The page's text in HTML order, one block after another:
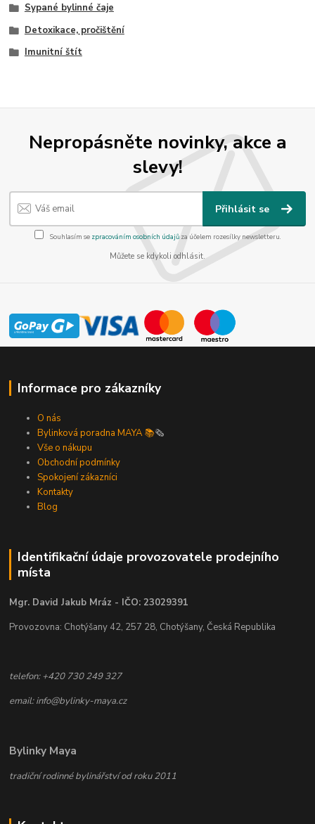
Sypané bylinné čaje
Detoxikace, pročištění
Imunitní štít
Nepropásněte novinky, akce a
slevy!
Přihlásit se
Souhlasím se zpracováním osobních údajůza účelem rozesílky newsletteru.
Můžete se kdykoli odhlásit.
Informace pro zákazníky
O nás
Bylinková poradna MAYA 📚🗞️
Vše o nákupu
Obchodní podmínky
Spokojení zákazníci
Kontakty
Blog
Identifikační údaje provozovatele prodejního
místa
Mgr. David Jakub Mráz - IČO: 23029391
Provozovna: Chotýšany 42, 257 28, Chotýšany, Česká Republika
telefon: +420 730 249 327
email: info@bylinky-maya.cz
Bylinky Maya
tradiční rodinné bylinářství od roku 2011